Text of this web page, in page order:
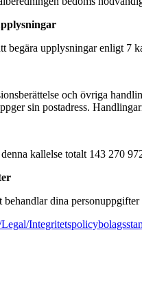
begära upplysningar enligt 7
och övriga
sin postadress.
kallelse totalt 143 270
dina